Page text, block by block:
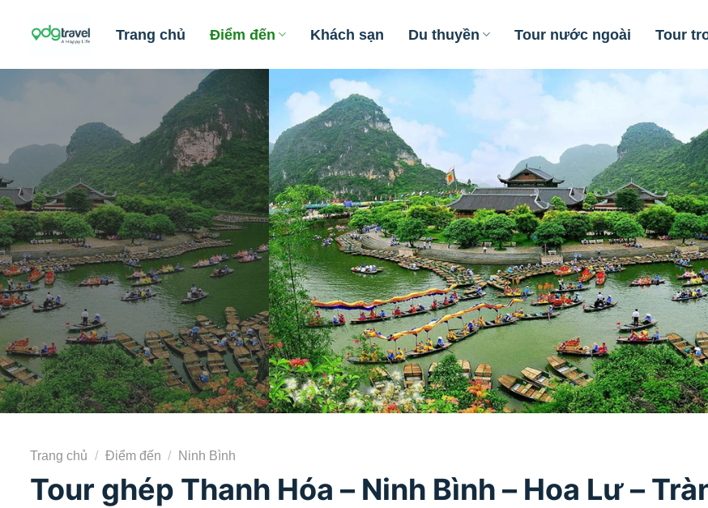
Trang chủ Điểm đến Khách sạn Du thuyền Tour nước ngoài Tour
Trang chủ / Điểm đến / Ninh Bình
Tour ghép Thanh Hóa – Ninh Bình – Hoa Lư –